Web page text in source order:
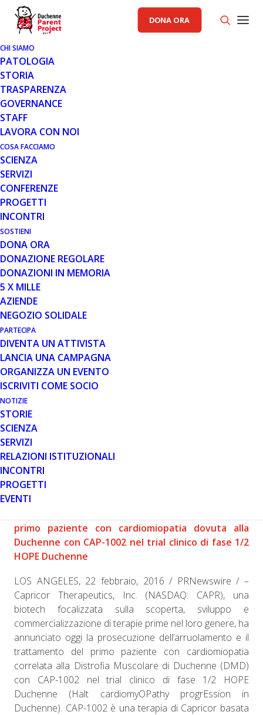
DONA ORA
CHI SIAMO
PATOLOGIA
STORIA
TRASPARENZA
GOVERNANCE
STAFF
LAVORA CON NOI
COSA FACCIAMO
SCIENZA
SERVIZI
CONFERENZE
PROGETTI
INCONTRI
SOSTIENI
DONA ORA
DONAZIONE REGOLARE
DONAZIONI IN MEMORIA
5 X MILLE
AZIENDE
NEGOZIO SOLIDALE
PARTECIPA
DIVENTA UN ATTIVISTA
LANCIA UNA CAMPAGNA
ORGANIZZA UN EVENTO
ISCRIVITI COME SOCIO
NOTIZIE
STORIE
SCIENZA
SERVIZI
RELAZIONI ISTITUZIONALI
INCONTRI
PROGETTI
EVENTI
AREA SCIENZA PP
11 MAR 2016
UN TRIAL CLINICO PER LA
CARDIOMIOPATIA NELLA DMD
Impiega cellule cardiache provenienti da un donatore la
terapia cellulare innovativa denominata CAP-1002
sviluppata dalla company statunitense Capricor.
Bersaglio della strategia, ora in fase di sperimentazione
clinica negli Stati Uniti, è il progressivo accumulo di
tessuto fibrotico e cicatriziale nel cuore responsabile
della perdita di funzionalità cardiaca nei pazienti
Duchenne. In base agli studi pre-clinici condotti, le cellule
cardiache somministrate attraverso la strategia
agirebbero producendo fattori in grado di stimolare i
meccanismi rigenerativi nel cuore dei riceventi e
inibendo l’infiammazione, la fibrosi e lo stress ossidativo.
La strategia è già in fase di valutazione in pazienti colpiti
da infarto o con gravi cardiomiopatie e Capricor vuole
ora verificarne l’applicabilità anche in cardiomiopatie
correlate a patologie rare partendo proprio dalla
Duchenne.
primo paziente con cardiomiopatia dovuta alla
Duchenne con CAP-1002 nel trial clinico di fase 1/2
HOPE Duchenne
LOS ANGELES, 22 febbraio, 2016 / PRNewswire / –
Capricor Therapeutics, Inc. (NASDAQ: CAPR), una
biotech focalizzata sulla scoperta, sviluppo e
commercializzazione di terapie prime nel loro genere, ha
annunciato oggi la prosecuzione dell’arruolamento e il
trattamento del primo paziente con cardiomiopatia
correlata alla Distrofia Muscolare di Duchenne (DMD)
con CAP-1002 nel trial clinico di fase 1/2 HOPE
Duchenne (Halt cardiomyOPathy progrEssion in
Duchenne). CAP-1002 è una terapia di Capricor basata